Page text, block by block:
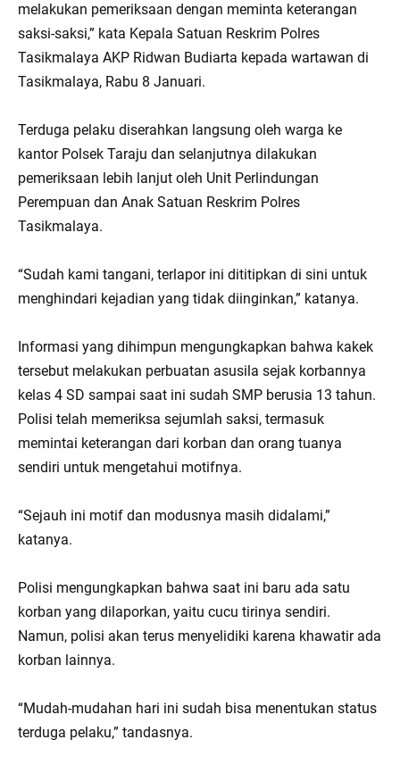
melakukan pemeriksaan dengan meminta keterangan
saksi-saksi,” kata Kepala Satuan Reskrim Polres
Tasikmalaya AKP Ridwan Budiarta kepada wartawan di
Tasikmalaya, Rabu 8 Januari.
Terduga pelaku diserahkan langsung oleh warga ke
kantor Polsek Taraju dan selanjutnya dilakukan
pemeriksaan lebih lanjut oleh Unit Perlindungan
Perempuan dan Anak Satuan Reskrim Polres
Tasikmalaya.
“Sudah kami tangani, terlapor ini dititipkan di sini untuk
menghindari kejadian yang tidak diinginkan,” katanya.
Informasi yang dihimpun mengungkapkan bahwa kakek
tersebut melakukan perbuatan asusila sejak korbannya
kelas 4 SD sampai saat ini sudah SMP berusia 13 tahun.
Polisi telah memeriksa sejumlah saksi, termasuk
memintai keterangan dari korban dan orang tuanya
sendiri untuk mengetahui motifnya.
“Sejauh ini motif dan modusnya masih didalami,”
katanya.
Polisi mengungkapkan bahwa saat ini baru ada satu
korban yang dilaporkan, yaitu cucu tirinya sendiri.
Namun, polisi akan terus menyelidiki karena khawatir ada
korban lainnya.
“Mudah-mudahan hari ini sudah bisa menentukan status
terduga pelaku,” tandasnya.